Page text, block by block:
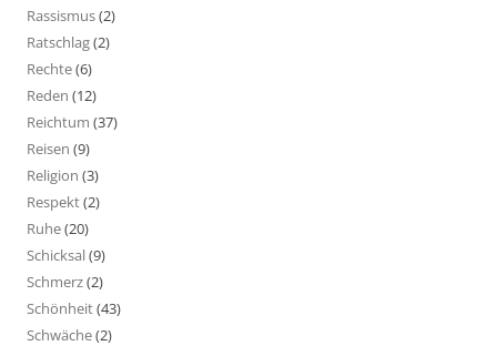
Rassismus(2)
Ratschlag(2)
Rechte(6)
Reden (12)
Reichtum (37)
Reisen (9)
Religion (3)
Respekt(2)
Ruhe(20)
Schicksal(9)
Schmerz(2)
Schönheit(43)
Schwäche(2)